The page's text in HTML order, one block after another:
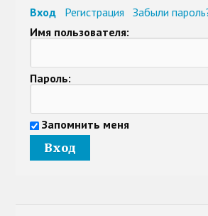
Вход Регистрация
Забыли
Имя пользователя:
Пароль:
Запомнить меня